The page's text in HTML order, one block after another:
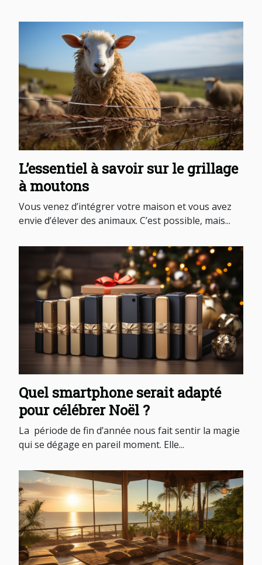
L’essentiel à savoir sur le grillage
à moutons
Vous venez d’intégrer votre maison et vous avez
envie d’élever des animaux. C’est possible, mais...
Quel smartphone serait adapté
pour célébrer Noël ?
La période de fin d’année nous fait sentir la magie
qui se dégage en pareil moment. Elle...